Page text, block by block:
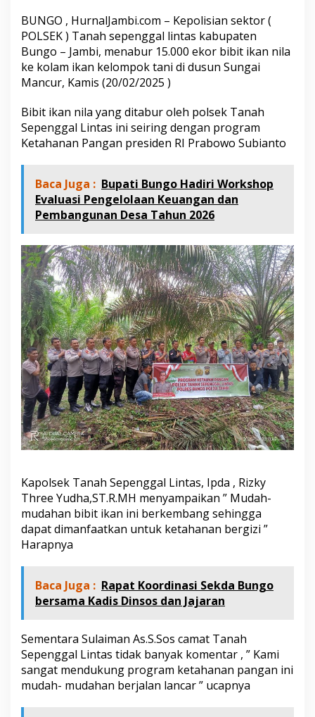
k
a
n
a
h
e
p
e
n
a
l
L
i
t
a
s
T
e
b
a
r
1
5
R
b
u
B
i
b
I
k
a
n
BUNGO , HurnalJambi.com – Kepolisian sektor (
POLSEK ) Tanah sepenggal lintas kabupaten
Bungo – Jambi, menabur 15.000 ekor bibit ikan nila
ke kolam ikan kelompok tani di dusun Sungai
Mancur, Kamis (20/02/2025 )
Bibit ikan nila yang ditabur oleh polsek Tanah
Sepenggal Lintas ini seiring dengan program
Ketahanan Pangan presiden RI Prabowo Subianto
Baca Juga : Bupati Bungo Hadiri Workshop
Evaluasi Pengelolaan Keuangan dan
Pembangunan Desa Tahun 2026
Kapolsek Tanah Sepenggal Lintas, Ipda , Rizky
Three Yudha,ST.R.MH menyampaikan ” Mudah-
mudahan bibit ikan ini berkembang sehingga
dapat dimanfaatkan untuk ketahanan bergizi ”
Harapnya
Baca Juga : Rapat Koordinasi Sekda Bungo
bersama Kadis Dinsos dan Jajaran
Sementara Sulaiman As.S.Sos camat Tanah
Sepenggal Lintas tidak banyak komentar , ” Kami
sangat mendukung program ketahanan pangan ini
mudah- mudahan berjalan lancar ” ucapnya